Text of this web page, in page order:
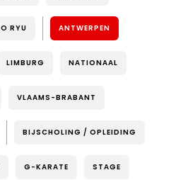
RYU ANTWERPEN
LIMBURG NATIONAAL
VLAAMS-BRABANT
BIJSCHOLING / OPLEIDING
G-KARATE STAGE